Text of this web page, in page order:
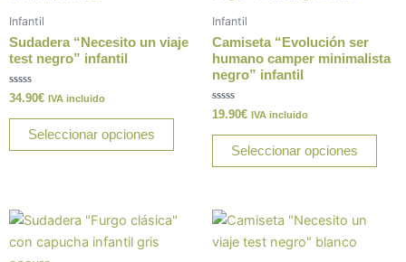
Infantil
Sudadera “Necesito un viaje
test negro” infantil
Valorado
0
34.90€ IVA incluido
Seleccionar opciones
múltiples
variantes.
opciones
pueden
página
producto
Infantil
Camiseta “Evolución ser
humano camper minimalista
negro” infantil
Valorado
0
19.90€ IVA incluido
Seleccionar opciones
Las
en
Este
producto